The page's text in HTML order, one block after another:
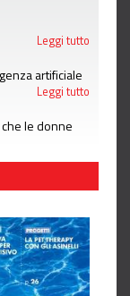
Leggi tutto
artificiale
Leggi tutto
le donne
Leggi tutto